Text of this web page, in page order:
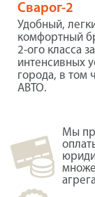
Сварог-2
Удобный,
комфортный
2-ого класса
интенсивных
города, в том
АВТО.
Мы